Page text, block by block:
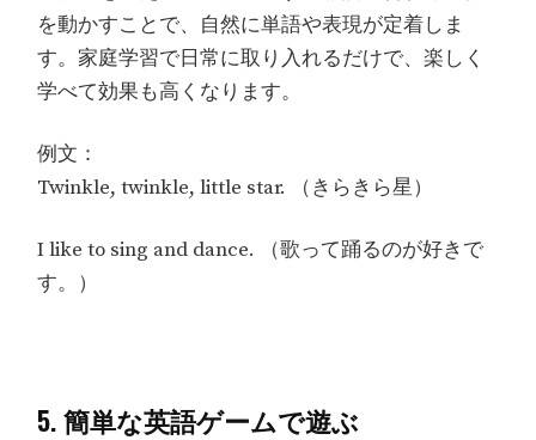
を動かすことで、自然に単語や表現が定着しま
す。家庭学習で日常に取り入れるだけで、楽しく
学べて効果も高くなります。
例文：
Twinkle, twinkle, little star. （きらきら星）
I like to sing and dance. （歌って踊るのが好きで
す。）
5. 簡単な英語ゲームで遊ぶ